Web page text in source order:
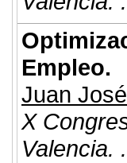
Empleo.
Juan
X
Valencia.